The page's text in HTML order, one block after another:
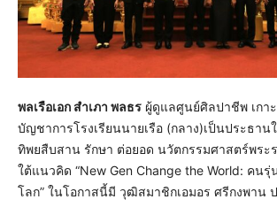
พลเรือเอก สำเภา พลธร ผู้ดูแลศูนย์ศิลปาชีพ เกา
บัญชาการโรงเรียนนายเรือ (กลาง)เป็นประธาน
ทิพยสืบสาน รักษา ต่อยอด นวัตกรรมศาสตร์พระ
ใต้แนวคิด “New Gen Change the World: คนรุ่
โลก” ในโอกาสนี้มี วุฒิสมาชิกเอมอร ศรีกงพาน